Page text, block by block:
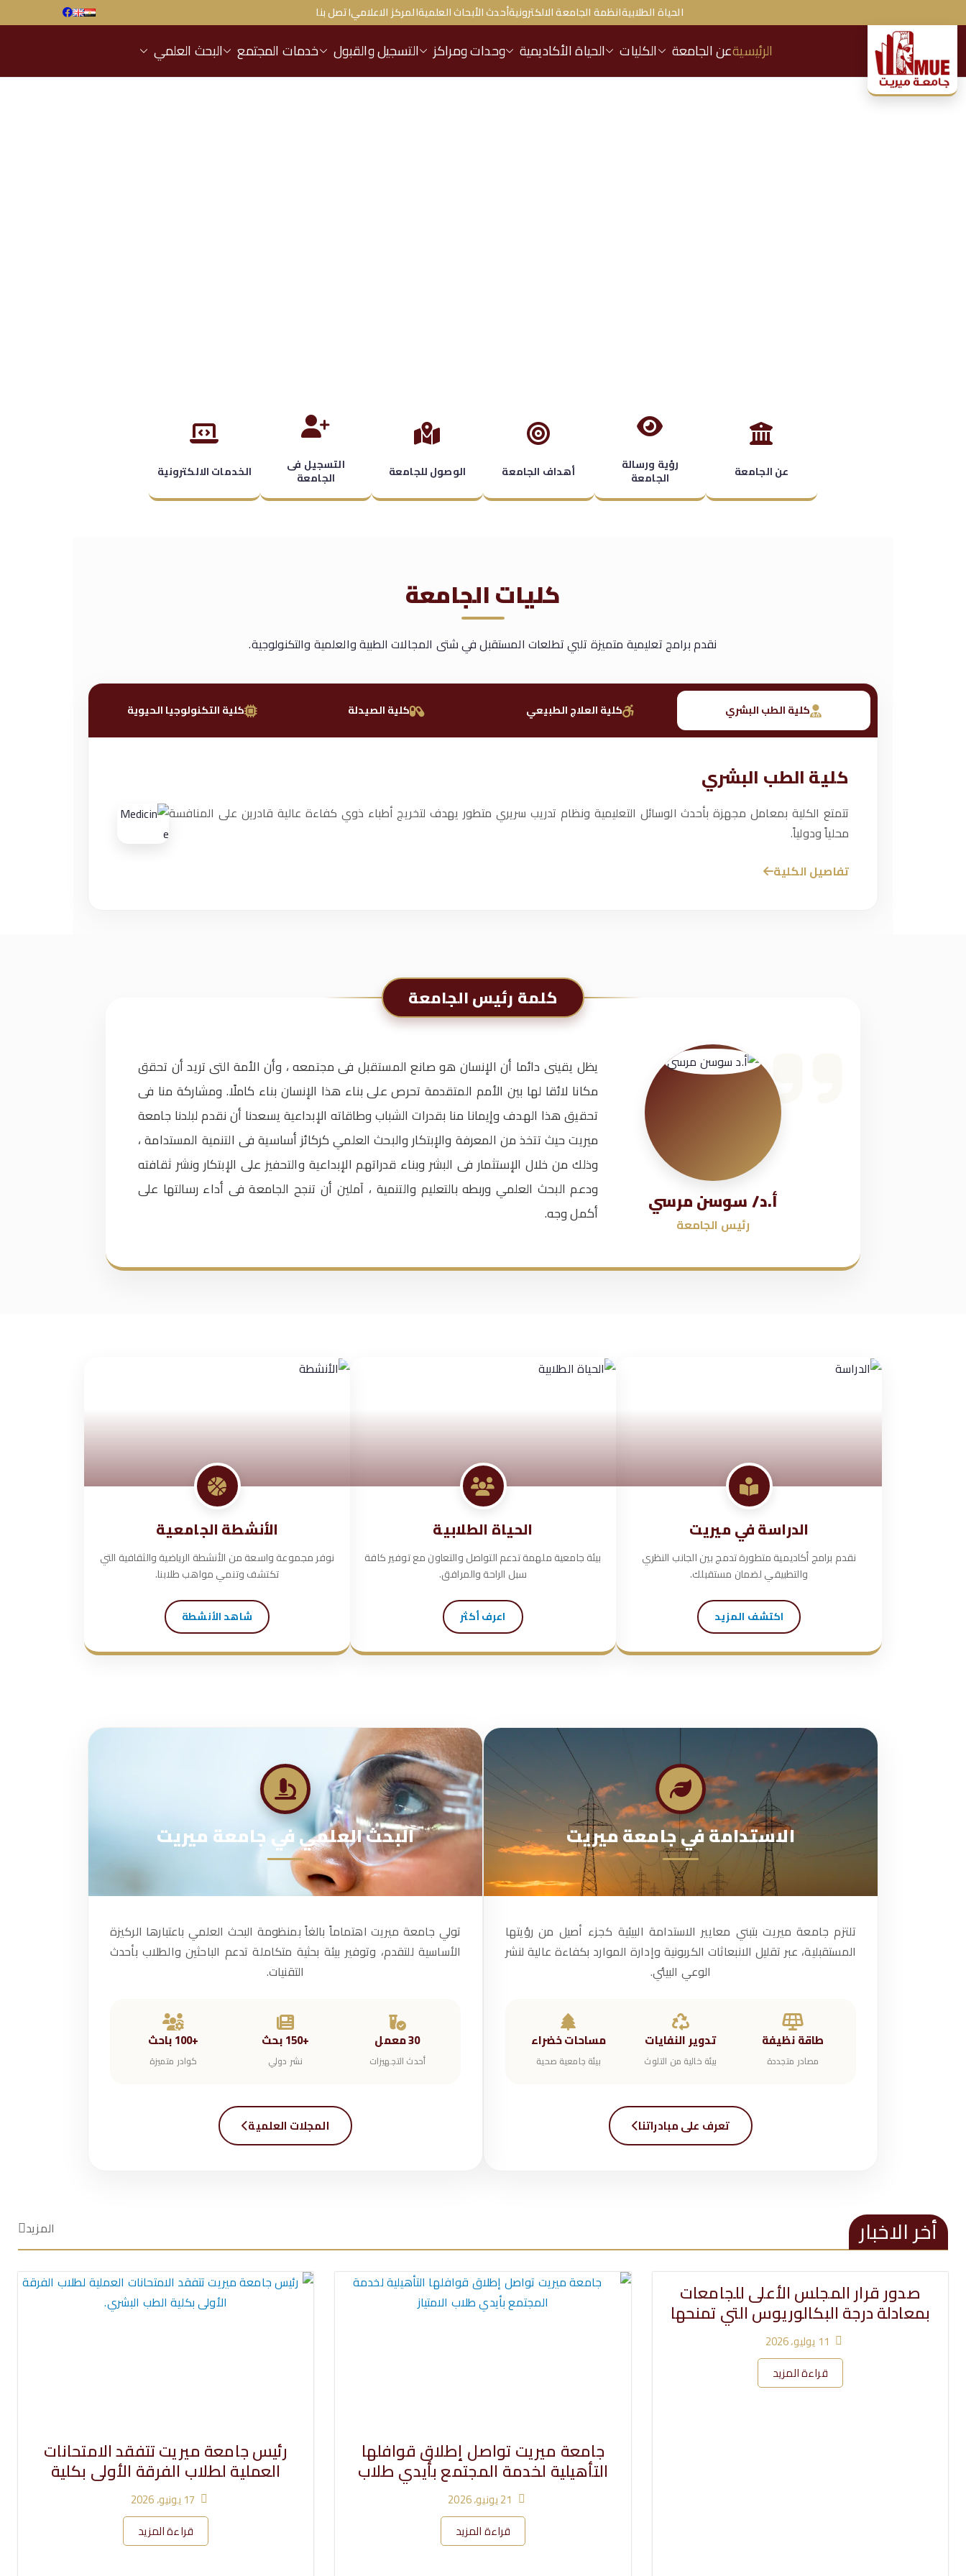
الحياة الطلابيةانظمة الجامعة الالكترونيةأحدث الأبحاث العلميةالمركز الاعلامياتصل بنا
ج
ا
الرئيسيةعن الجامعة الكليات الحياة الأكاديمية وحدات ومراكز التسجيل والقبول خدمات المجتمع البحث العلمي
عن الجامعة رؤية ورسالة
الجامعة أهداف الجامعة الوصول للجامعة التسجيل فى
الجامعة الخدمات الالكترونية
كليات الجامعة
نقدم برامج تعليمية متميزة تلبي تطلعات المستقبل في شتى المجالات الطبية والعلمية والتكنولوجية.
كلية الطب البشري كلية العلاج الطبيعي كلية الصيدلة كلية التكنولوجيا الحيوية
كلية الطب البشري
تتمتع الكلية بمعامل مجهزة بأحدث الوسائل التعليمية ونظام تدريب سريري متطور يهدف لتخريج أطباء ذوي كفاءة عالية قادرين على المنافسة
محلياً ودولياً.
تفاصيل الكلية
كلمة رئيس الجامعة
أ.د/ سوسن مرسي
رئيس الجامعة
يظل يقينى دائما أن الإنسان هو صانع المستقبل فى مجتمعه ، وأن الأمة التى تريد أن تحقق
مكانا لائقا لها بين الأمم المتقدمة تحرص على بناء هذا الإنسان بناء كاملًا. ومشاركة منا فى
تحقيق هذا الهدف وإيمانا منا بقدرات الشباب وطاقاته الإبداعية يسعدنا أن نقدم لبلدنا جامعة
ميريت حيث تتخذ من المعرفة والإبتكار والبحث العلمي كركائز أساسية فى التنمية المستدامة ،
وذلك من خلال الإستثمار فى البشر وبناء قدراتهم الإبداعية والتحفيز على الإبتكار ونشر ثقافته
ودعم البحث العلمي وربطه بالتعليم والتنمية ، آملين أن تنجح الجامعة فى أداء رسالتها على
أكمل وجه.
الدراسة في ميريت
نقدم برامج أكاديمية متطورة تدمج بين الجانب النظري
والتطبيقي لضمان مستقبلك.
اكتشف المزيد
الحياة الطلابية
بيئة جامعية ملهمة تدعم التواصل والتعاون مع توفير كافة
سبل الراحة والمرافق.
اعرف أكثر
الأنشطة الجامعية
نوفر مجموعة واسعة من الأنشطة الرياضية والثقافية التي
تكتشف وتنمي مواهب طلابنا.
شاهد الأنشطة
الاستدامة في جامعة ميريت
تلتزم جامعة ميريت بتبني معايير الاستدامة البيئية كجزء أصيل من رؤيتها
المستقبلية، عبر تقليل الانبعاثات الكربونية وإدارة الموارد بكفاءة عالية لنشر
الوعي البيئي.
طاقة نظيفة
مصادر متجددة
تدوير النفايات
بيئة خالية من التلوث
مساحات خضراء
بيئة جامعية صحية
تعرف على مبادراتنا
البحث العلمي في جامعة ميريت
تولي جامعة ميريت اهتماماً بالغاً بمنظومة البحث العلمي باعتبارها الركيزة
الأساسية للتقدم، وتوفير بيئة بحثية متكاملة تدعم الباحثين والطلاب بأحدث
التقنيات.
30 معمل
أحدث التجهيزات
+150 بحث
نشر دولي
+100 باحث
كوادر متميزة
المجلات العلمية
أخر الاخبار المزيد
صدور قرار المجلس الأعلى للجامعات
بمعادلة درجة البكالوريوس التي تمنحها
11 يوليو، 2026
قراءة المزيد
جامعة ميريت تواصل إطلاق قوافلها
التأهيلية لخدمة المجتمع بأيدي طلاب
21 يونيو، 2026
قراءة المزيد
رئيس جامعة ميريت تتفقد الامتحانات
العملية لطلاب الفرقة الأولى بكلية
17 يونيو، 2026
قراءة المزيد